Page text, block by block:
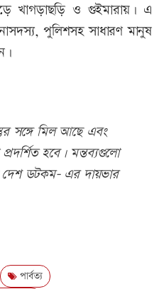
খাগড়াছড়ি ও গুইমারায়। এ
পুলিশসহ সাধারণ মানুষ
সঙ্গে মিল আছে এবং
হবে। মন্তব্যগুলো
ডটকম- এর দায়ভার
পার্বত্য